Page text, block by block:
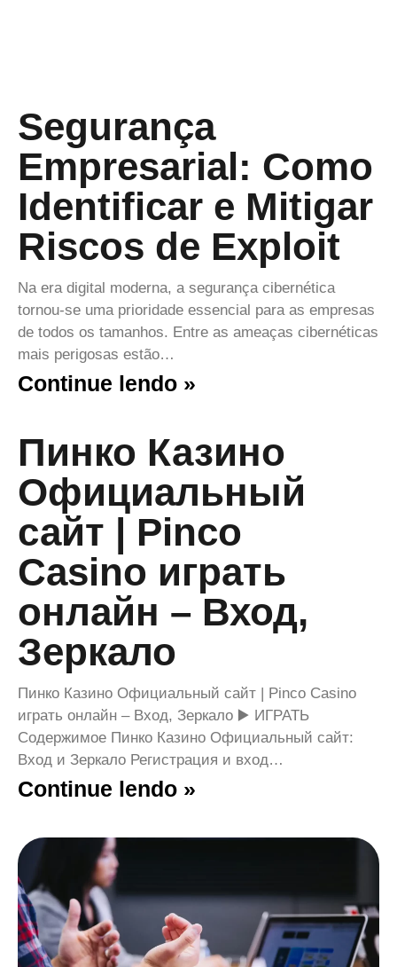
Segurança
Empresarial: Como
Identificar e Mitigar
Riscos de Exploit
Na era digital moderna, a segurança cibernética
tornou-se uma prioridade essencial para as empresas
de todos os tamanhos. Entre as ameaças cibernéticas
mais perigosas estão…
Continue lendo »
Пинко Казино
Официальный
сайт | Pinco
Casino играть
онлайн – Вход,
Зеркало
Пинко Казино Официальный сайт | Pinco Casino
играть онлайн – Вход, Зеркало ▶️ ИГРАТЬ
Содержимое Пинко Казино Официальный сайт:
Вход и Зеркало Регистрация и вход…
Continue lendo »